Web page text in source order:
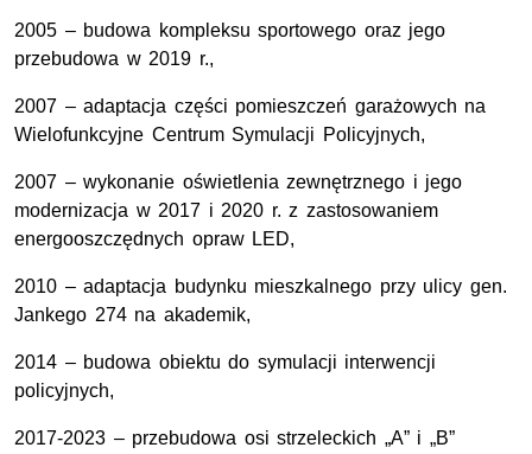
2005 – budowa kompleksu sportowego oraz jego
przebudowa w 2019 r.,
2007 – adaptacja części pomieszczeń garażowych na
Wielofunkcyjne Centrum Symulacji Policyjnych,
2007 – wykonanie oświetlenia zewnętrznego i jego
modernizacja w 2017 i 2020 r. z zastosowaniem
energooszczędnych opraw LED,
2010 – adaptacja budynku mieszkalnego przy ulicy gen.
Jankego 274 na akademik,
2014 – budowa obiektu do symulacji interwencji
policyjnych,
2017-2023 – przebudowa osi strzeleckich „A” i „B”